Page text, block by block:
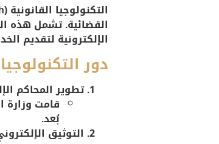
القضائية. تشمل هذه
الإلكترونية لتقديم
دور
تطوير المحاكم
قامت وزارة
بُعد.
التوثيق